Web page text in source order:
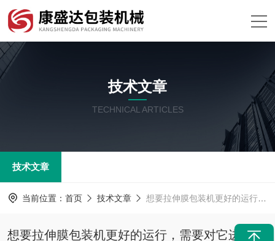
技术文章
TECHNICAL ARTICLES
技术文章
当前位置： 首页 技术文章 想要拉伸膜包装机更好的运行，需要对它进行润滑保养，具体措施如下
想要拉伸膜包装机更好的运行，需要对它进行润